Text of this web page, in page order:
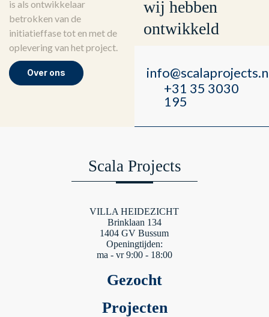
is als ontwikkelaar
betrokken van de
initiatieffase tot en met de
oplevering van het project.
Over ons
wij hebben
ontwikkeld
+31 35 3030
195
Scala Projects
VILLA HEIDEZICHT
Brinklaan 134
1404 GV Bussum
Openingtijden:
ma - vr 9:00 - 18:00
Gezocht
Projecten